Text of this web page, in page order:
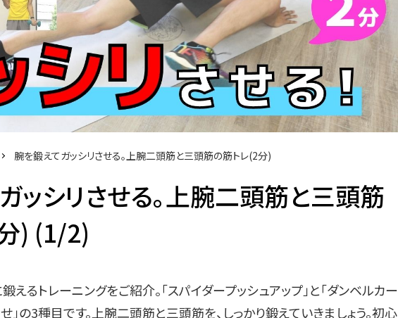
腕を鍛えてガッシリさせる。上腕二頭筋と三頭筋の筋トレ(2分)
ッシリさせる。上腕二頭筋と三頭筋
) (1/2)
るトレーニングをご紹介。「スパイダープッシュアップ」と「ダンベルカー
」の3種目です。上腕二頭筋と三頭筋を、しっかり鍛えていきましょう。初心